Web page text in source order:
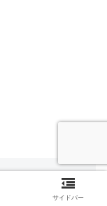
サイドバー